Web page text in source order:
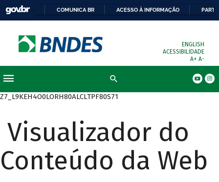
COMUNICA BR ACESSO À INFORMAÇÃO
ENGLISH
ACESSIBILIDADE
A+ A-
Z7_L9KEH4O0LORH80ALCLTPF80S71
Visualizador do
Conteúdo da Web